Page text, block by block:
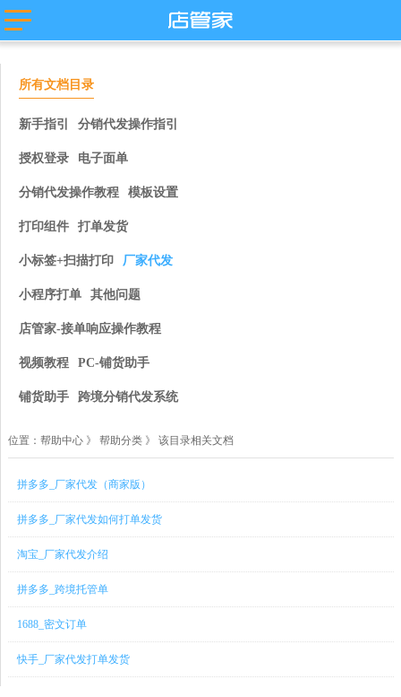
淘宝
抖店-即时零
售
所有文档目录
新手指引 分销代发操作指引
授权登录 电子面单
分销代发操作教程 模板设置
打印组件 打单发货
小标签+扫描打印 厂家代发
小程序打单 其他问题
店管家-接单响应操作教程
视频教程 PC-铺货助手
铺货助手 跨境分销代发系统
位置： 帮助中心 》 帮助分类 》 该目录相关文档
拼多多_厂家代发（商家版）
拼多多_厂家代发如何打单发货
淘宝_厂家代发介绍
拼多多_跨境托管单
1688_密文订单
快手_厂家代发打单发货